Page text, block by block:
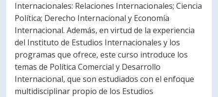
Internacionales: Relaciones Internacionales; Ciencia
Política; Derecho Internacional y Economía
Internacional. Además, en virtud de la experiencia
del Instituto de Estudios Internacionales y los
programas que ofrece, este curso introduce los
temas de Política Comercial y Desarrollo
Internacional, que son estudiados con el enfoque
multidisciplinar propio de los Estudios